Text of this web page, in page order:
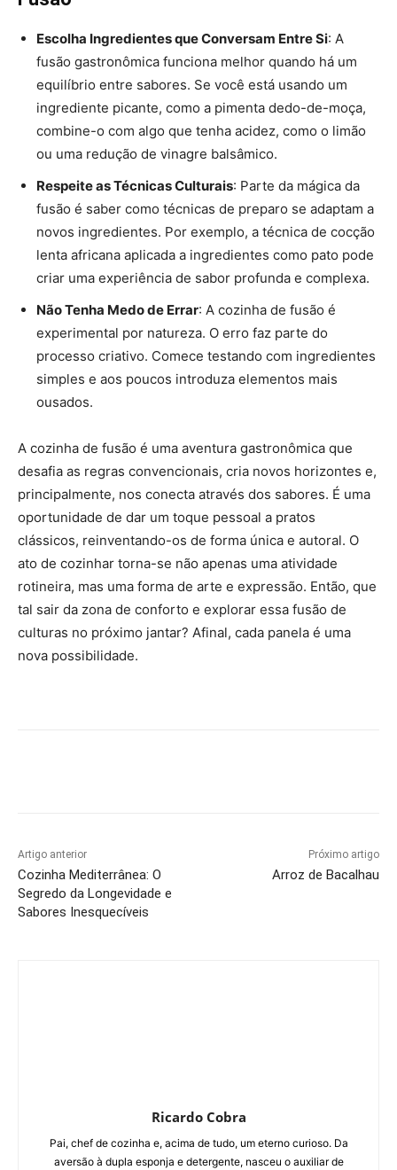
Escolha Ingredientes que Conversam Entre Si: A
fusão gastronômica funciona melhor quando há um
equilíbrio entre sabores. Se você está usando um
ingrediente picante, como a pimenta dedo-de-moça,
combine-o com algo que tenha acidez, como o limão
ou uma redução de vinagre balsâmico.
Respeite as Técnicas Culturais: Parte da mágica da
fusão é saber como técnicas de preparo se adaptam a
novos ingredientes. Por exemplo, a técnica de cocção
lenta africana aplicada a ingredientes como pato pode
criar uma experiência de sabor profunda e complexa.
Não Tenha Medo de Errar: A cozinha de fusão é
experimental por natureza. O erro faz parte do
processo criativo. Comece testando com ingredientes
simples e aos poucos introduza elementos mais
ousados.
A cozinha de fusão é uma aventura gastronômica que
desafia as regras convencionais, cria novos horizontes e,
principalmente, nos conecta através dos sabores. É uma
oportunidade de dar um toque pessoal a pratos
clássicos, reinventando-os de forma única e autoral. O
ato de cozinhar torna-se não apenas uma atividade
rotineira, mas uma forma de arte e expressão. Então, que
tal sair da zona de conforto e explorar essa fusão de
culturas no próximo jantar? Afinal, cada panela é uma
nova possibilidade.
Artigo anterior
Cozinha Mediterrânea: O
Segredo da Longevidade e
Sabores Inesquecíveis
Próximo artigo
Arroz de Bacalhau
Ricardo Cobra
Pai, chef de cozinha e, acima de tudo, um eterno curioso. Da
aversão à dupla esponja e detergente, nasceu o auxiliar de